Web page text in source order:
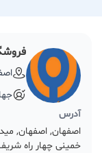
آدرس
اصفهان, اصفهان,
خمینی چهار راه شریف